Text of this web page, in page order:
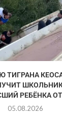
ТИГРАНА
РЕБЁНКА
05.08.2026